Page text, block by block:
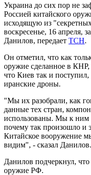
Украина до сих пор не
Россией китайского
исходящую из
воскресенье, 16 апреля,
Данилов, передает ТСН.
Он отметил, что как
оружие сделанное в КНР,
что Киев так и поступил,
иранские дроны.
"Мы их разобрали, как
данные тех стран,
использованы. Мы к ним
почему так произошло и
Китайское вооружение
видим", - сказал Данилов.
Данилов подчеркнул,
оружие РФ.